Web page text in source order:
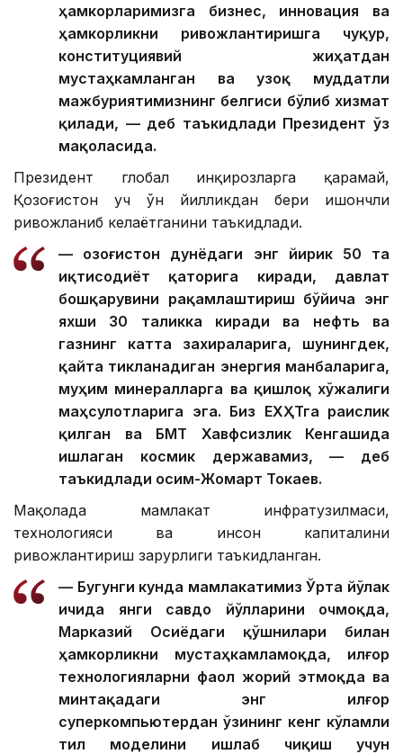
ҳамкорларимизга бизнес, инновация ва
ҳамкорликни ривожлантиришга чуқур,
конституциявий жиҳатдан
мустаҳкамланган ва узоқ муддатли
мажбуриятимизнинг белгиси бўлиб хизмат
қилади, — деб таъкидлади Президент ўз
мақоласида.
Президент глобал инқирозларга қарамай,
Қозоғистон уч ўн йилликдан бери ишончли
ривожланиб келаётганини таъкидлади.
— Қозоғистон дунёдаги энг йирик 50 та
иқтисодиёт қаторига киради, давлат
бошқарувини рақамлаштириш бўйича энг
яхши 30 таликка киради ва нефть ва
газнинг катта захираларига, шунингдек,
қайта тикланадиган энергия манбаларига,
муҳим минералларга ва қишлоқ хўжалиги
маҳсулотларига эга. Биз ЕХҲТга раислик
қилган ва БМТ Хавфсизлик Кенгашида
ишлаган космик державамиз, — деб
таъкидлади Қосим-Жомарт Токаев.
Мақолада мамлакат инфратузилмаси,
технологияси ва инсон капиталини
ривожлантириш зарурлиги таъкидланган.
— Бугунги кунда мамлакатимиз Ўрта йўлак
ичида янги савдо йўлларини очмоқда,
Марказий Осиёдаги қўшнилари билан
ҳамкорликни мустаҳкамламоқда, илғор
технологияларни фаол жорий этмоқда ва
минтақадаги энг илғор
суперкомпьютердан ўзининг кенг кўламли
тил моделини ишлаб чиқиш учун